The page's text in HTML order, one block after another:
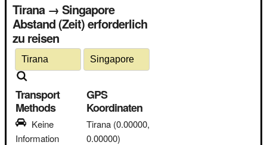
Tirana → Singapore
Abstand (Zeit) erforderlich
zu reisen
Transport
Methods
Keine
Information
GPS
Koordinaten
Tirana (0.00000,
0.00000)